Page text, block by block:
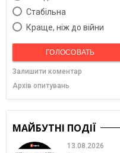
Cтабільна
Краще, ніж до війни
ГОЛОСОВАТЬ
Залишити коментар
Архів опитувань
МАЙБУТНІ ПОДІЇ
13.08.2026